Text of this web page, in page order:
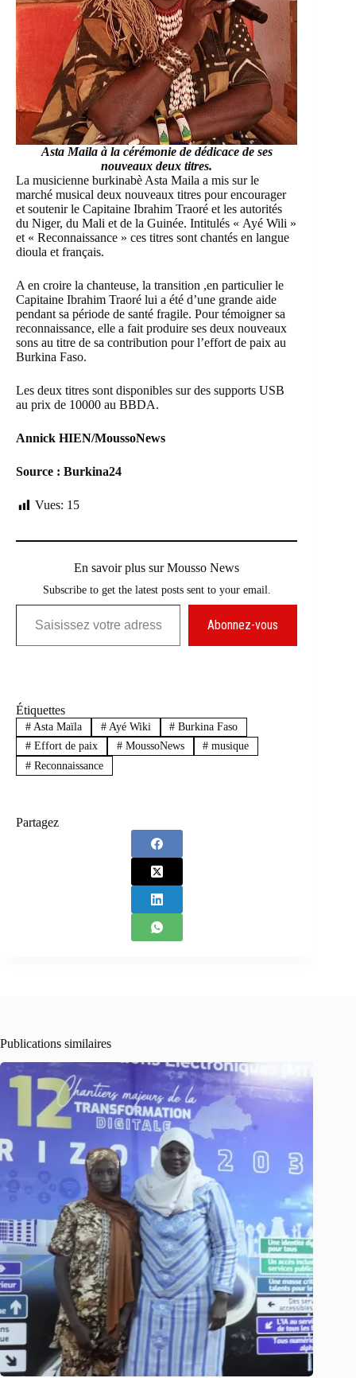
Asta Maila à la cérémonie de dédicace de ses
nouveaux deux titres.
La musicienne burkinabè Asta Maila a mis sur le
marché musical deux nouveaux titres pour encourager
et soutenir le Capitaine Ibrahim Traoré et les autorités
du Niger, du Mali et de la Guinée. Intitulés « Ayé Wili »
et « Reconnaissance » ces titres sont chantés en langue
dioula et français.
A en croire la chanteuse, la transition ,en particulier le
Capitaine Ibrahim Traoré lui a été d’une grande aide
pendant sa période de santé fragile. Pour témoigner sa
reconnaissance, elle a fait produire ses deux nouveaux
sons au titre de sa contribution pour l’effort de paix au
Burkina Faso.
Les deux titres sont disponibles sur des supports USB
au prix de 10000 au BBDA.
Annick HIEN/MoussoNews
Source : Burkina24
Vues: 15
En savoir plus sur Mousso News
Subscribe to get the latest posts sent to your email.
Saisissez votre adresse e-mail…
Abonnez-vous
Étiquettes
#Asta Maïla #Ayé Wiki # Burkina Faso
#Effort de paix #MoussoNews # musique
#Reconnaissance
Partagez
Publications similaires